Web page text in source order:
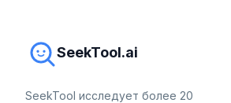
SeekTool.ai
SeekTool исследует более 20